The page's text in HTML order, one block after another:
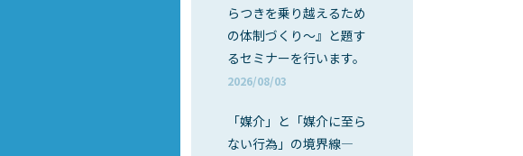
らつきを乗り越えるため
の体制づくり～』と題す
るセミナーを行います。
2026/08/03
「媒介」と「媒介に至ら
ない行為」の境界線―